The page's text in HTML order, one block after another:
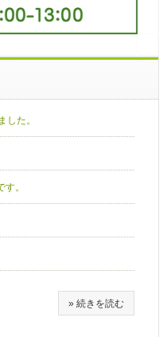
した。
。
» 続きを読む